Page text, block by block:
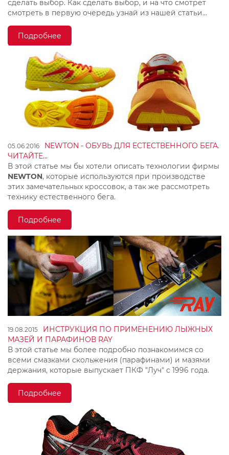
сделать выбор. Как сделать выбор, и на что смотрет
смотреть в первую очередь узнай из нашей статьи...
Подробнее
05.06.2016
NEWTON - ОБУВЬ ДЛЯ ЕСТЕСТВЕННОГО БЕГА.
ЧИТАЙТЕ...
В этой статье мы бы хотели описать технологии фирмы
NEWTON, которые используются при производстве
этих замечательных кроссовок, а так же рассмотреть
технику естественного бега.
Подробнее
19.08.2015
ИНСТРУКЦИЯ ПО ПРИМЕНЕНИЮ ЛЫЖНЫХ
МАЗЕЙ И ПАРАФИНОВ RAY
В этой статье мы более подробно познакомимся со
всеми смазками скольжения (парафинами) и мазями
держания, которые выпускает ПКФ "Луч" с 1996 года.
Подробнее